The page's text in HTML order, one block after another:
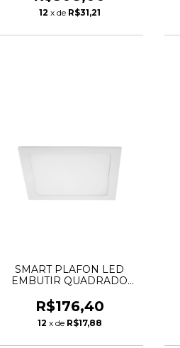
12 x de R$31,21
SMART PLAFON LED
EMBUTIR QUADRADO
TASCHIBRA
R$176,40
12 x de R$17,88